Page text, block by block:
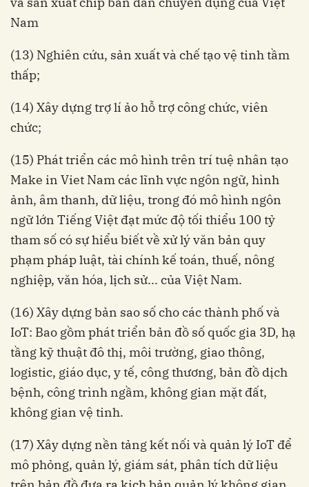
Nam
(13) Nghiên cứu, sản xuất và chế tạo vệ tinh tầm
thấp;
(14) Xây dựng trợ lí ảo hỗ trợ công chức, viên
chức;
(15) Phát triển các mô hình trên trí tuệ nhân tạo
Make in Viet Nam các lĩnh vực ngôn ngữ, hình
ảnh, âm thanh, dữ liệu, trong đó mô hình ngôn
ngữ lớn Tiếng Việt đạt mức độ tối thiểu 100 tỷ
tham số có sự hiểu biết về xử lý văn bản quy
phạm pháp luật, tài chính kế toán, thuế, nông
nghiệp, văn hóa, lịch sử... của Việt Nam.
(16) Xây dựng bản sao số cho các thành phố và
IoT: Bao gồm phát triển bản đồ số quốc gia 3D, hạ
tầng kỹ thuật đô thị, môi trường, giao thông,
logistic, giáo dục, y tế, công thương, bản đồ dịch
bệnh, công trình ngầm, không gian mặt đất,
không gian vệ tinh.
(17) Xây dựng nền tảng kết nối và quản lý IoT để
mô phỏng, quản lý, giám sát, phân tích dữ liệu